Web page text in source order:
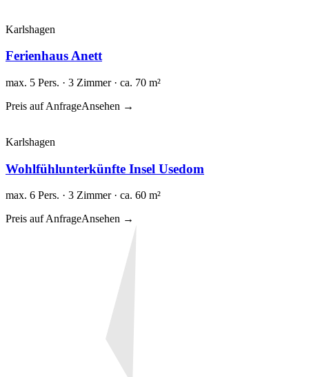
Karlshagen
Ferienhaus Anett
max. 5 Pers. · 3 Zimmer · ca. 70 m²
Preis auf AnfrageAnsehen →
Karlshagen
Wohlfühlunterkünfte Insel Usedom
max. 6 Pers. · 3 Zimmer · ca. 60 m²
Preis auf AnfrageAnsehen →